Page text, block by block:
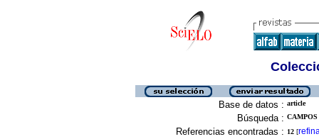
Base de datos : article
Búsqueda :
Referencias encontradas : 12 [